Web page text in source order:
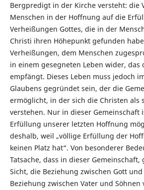
Bergpredigt in der Kirche versteht: die
Menschen in der Hoffnung auf die
Verheißungen Gottes, die in der
Christi ihren Höhepunkt gefunden
Verheißungen, dem Menschen
in einem gesegneten Leben wider, das
empfängt. Dieses Leben muss jedoch
Glaubens gegründet sein, der die
ermöglicht, in der sich die Christen als
verstehen. Nur in dieser Gemeinschaft
Erfüllung unserer letzten Hoffnung
deshalb, weil „völlige Erfüllung der
keinen Platz hat“. Von besonderer
Tatsache, dass in dieser Gemeinschaft,
Sicht, die Beziehung zwischen Gott
Beziehung zwischen Vater und